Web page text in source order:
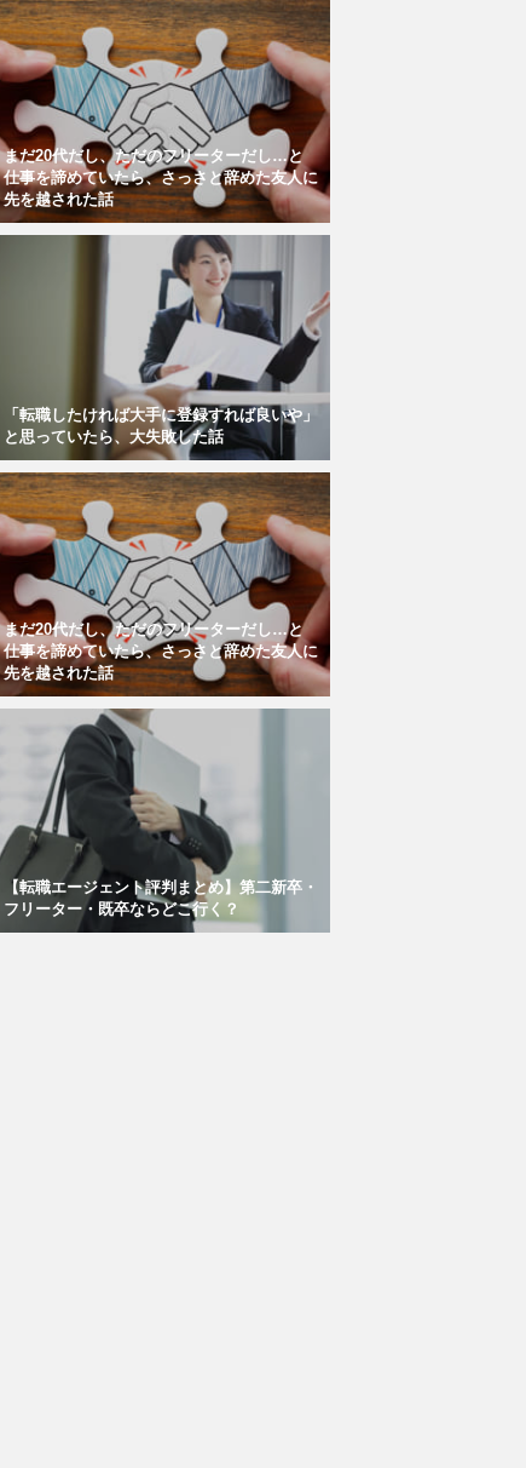
まだ20代だし、ただのフリーターだし…と
仕事を諦めていたら、さっさと辞めた友人に
先を越された話
「転職したければ大手に登録すれば良いや」
と思っていたら、大失敗した話
まだ20代だし、ただのフリーターだし…と
仕事を諦めていたら、さっさと辞めた友人に
先を越された話
【転職エージェント評判まとめ】第二新卒・
フリーター・既卒ならどこ行く？